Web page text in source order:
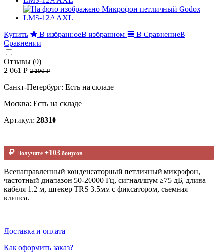
Купить В избранноеВ избранном В СравнениеВ
Сравнении
Отзывы (0)
2 061 Р 2 290 Р
Санкт-Петербург: Есть на складе
Москва: Есть на складе
Артикул: 28310
Получите +103 бонусов
Всенаправленный конденсаторный петличный микрофон,
частотный диапазон 50-20000 Гц, сигнал/шум ≥75 дБ, длина
кабеля 1.2 м, штекер TRS 3.5мм с фиксатором, съемная
клипса.
Доставка и оплата
Как оформить заказ?